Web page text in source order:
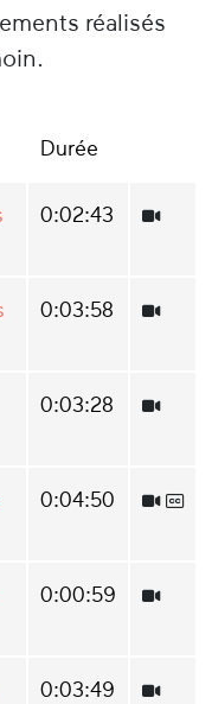
réalisés
Durée
0:02:43
0:03:58
0:03:28
0:04:50
0:00:59
0:03:49